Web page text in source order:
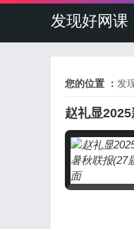
发现好网课
您的位置 ： 发
赵礼显